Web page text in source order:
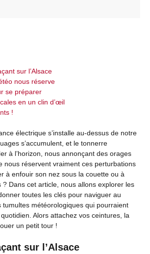
sur l’Alsace
nous réserve
se préparer
en un clin d’œil
!
électrique s’installe au-dessus de notre
s’accumulent, et le tonnerre
à l’horizon, nous annonçant des orages
nous réservent vraiment ces perturbations
à enfouir son nez sous la couette ou à
? Dans cet article, nous allons explorer les
toutes les clés pour naviguer au
tumultes météorologiques qui pourraient
Alors attachez vos ceintures, la
un petit tour !
sur l’Alsace